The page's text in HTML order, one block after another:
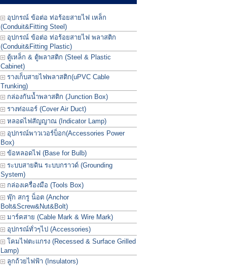
อุปกรณ์ ข้อต่อ ท่อร้อยสายไฟ เหล็ก
(Conduit&Fitting Steel)
อุปกรณ์ ข้อต่อ ท่อร้อยสายไฟ พลาสติก
(Conduit&Fitting Plastic)
ตู้เหล็ก & ตู้พลาสติก (Steel & Plastic
Cabinet)
รางเก็บสายไฟพลาสติก(uPVC Cable
Trunking)
กล่องกันน้ำพลาสติก (Junction Box)
รางท่อแอร์ (Cover Air Duct)
หลอดไฟสัญญาณ (Indicator Lamp)
อุปกรณ์พาวเวอร์บ็อก(Accessories Power
Box)
ข้อหลอดไฟ (Base for Bulb)
ระบบสายดิน ระบบกราวด์ (Grounding
System)
กล่องเครื่องมือ (Tools Box)
พุ๊ก สกรู น็อต (Anchor
Bolt&Screw&Nut&Bolt)
มาร์คสาย (Cable Mark & Wire Mark)
อุปกรณ์ทั่วๆไป (Accessories)
โคมไฟตะแกรง (Recessed & Surface Grilled
Lamp)
ลูกถ้วยไฟฟ้า (Insulators)